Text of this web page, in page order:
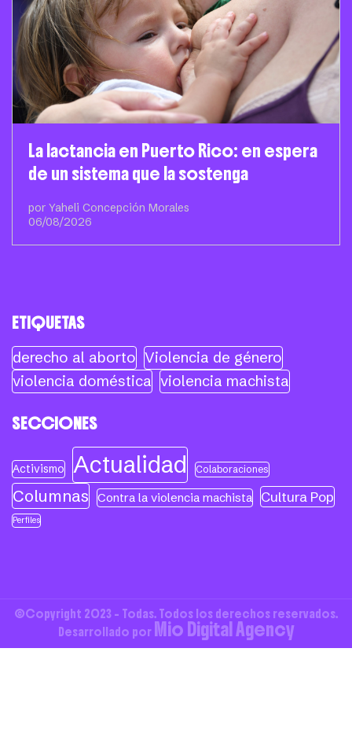
La lactancia en Puerto Rico: en espera
de un sistema que la sostenga
por Yaheli Concepción Morales
06/08/2026
ETIQUETAS
derecho al aborto Violencia de género
violencia doméstica violencia machista
SECCIONES
Activismo Actualidad Colaboraciones
Columnas Contra la violencia machista Cultura Pop
Perfiles
©Copyright 2023 - Todas. Todos los derechos reservados.
Desarrollado por Mio Digital Agency